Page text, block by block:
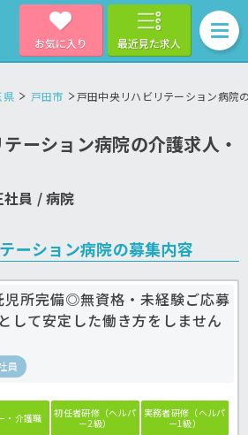
お気に入り 最近見た求人
県 戸田市 戸田中央リハビリテーション病院
ーション病院の介護求人・
員 / 病院
ーション病院の募集内容
児所完備◎無資格・未経験ご応募
して安定した働き方をしません
員
・介護職
初任者研修（ヘルパ
ー2級）
実務者研修（ヘルパ
ー1級）